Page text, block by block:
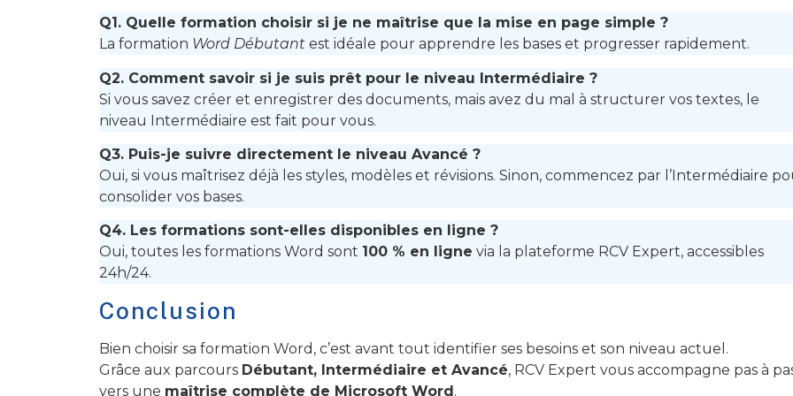
Q1. Quelle formation choisir si je ne maîtrise que la mise en page simple ?
La formation Word Débutant est idéale pour apprendre les bases et progresser rapidement.
Q2. Comment savoir si je suis prêt pour le niveau Intermédiaire ?
Si vous savez créer et enregistrer des documents, mais avez du mal à structurer vos textes, le
niveau Intermédiaire est fait pour vous.
Q3. Puis-je suivre directement le niveau Avancé ?
Oui, si vous maîtrisez déjà les styles, modèles et révisions. Sinon, commencez par l’Intermédiaire
consolider vos bases.
Q4. Les formations sont-elles disponibles en ligne ?
Oui, toutes les formations Word sont 100 % en ligne via la plateforme RCV Expert, accessibles
24h/24.
Conclusion
Bien choisir sa formation Word, c’est avant tout identifier ses besoins et son niveau actuel.
Grâce aux parcours Débutant, Intermédiaire et Avancé, RCV Expert vous accompagne pas à
vers une maîtrise complète de Microsoft Word.